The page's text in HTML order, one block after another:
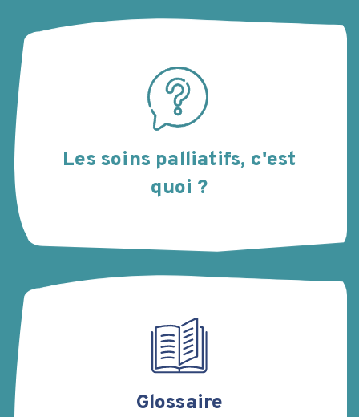
Les soins palliatifs, c'est
quoi ?
Glossaire